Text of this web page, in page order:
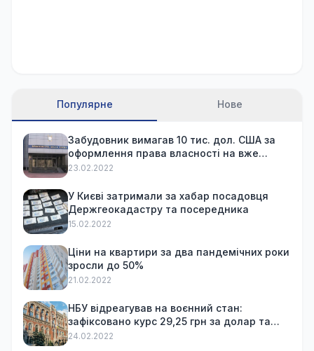
Популярне Нове
Забудовник вимагав 10 тис. дол. США за
оформлення права власності на вже
куплену квартиру
23.02.2022
У Києві затримали за хабар посадовця
Держгеокадастру та посередника
15.02.2022
Ціни на квартири за два пандемічних роки
зросли до 50%
21.02.2022
НБУ відреагував на воєнний стан:
зафіксовано курс 29,25 грн за долар та
обмежив зняття готівки
24.02.2022